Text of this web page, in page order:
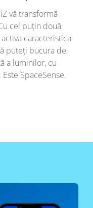
vă transformă
cel puțin două
caracteristica
puteți bucura de
a luminilor, cu
SpaceSense.